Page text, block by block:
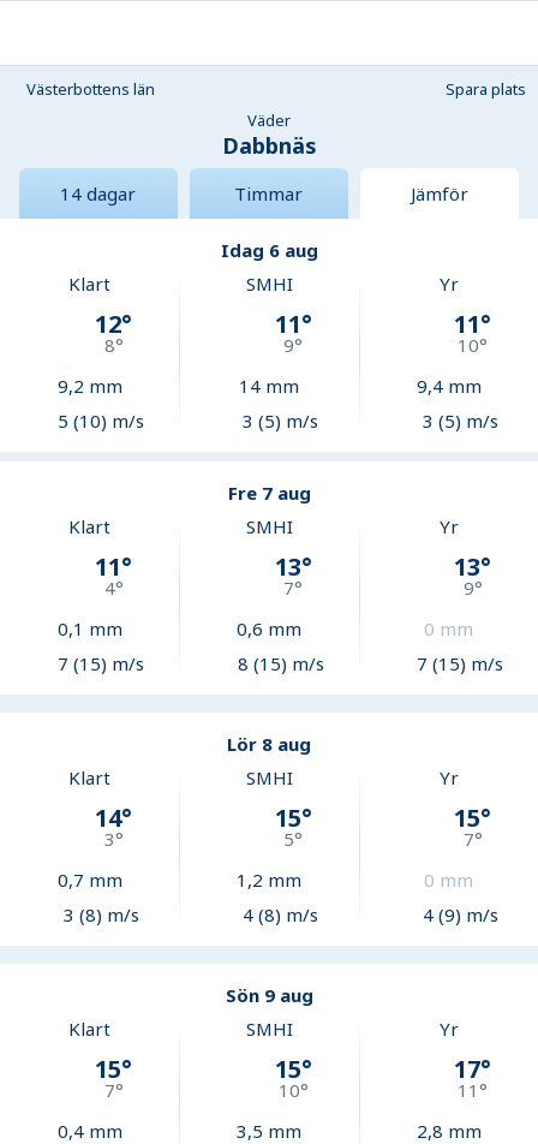
Västerbottens län
Spara plats
Väder
Dabbnäs
14 dagar Timmar Jämför
Idag 6 aug
Klart
12°
8°
9,2 mm
5 (10) m/s
SMHI
11°
9°
14 mm
3 (5) m/s
Yr
11°
10°
9,4mm
3 (5) m/s
Fre 7 aug
Klart
11°
4°
0,1 mm
7 (15) m/s
SMHI
13°
7°
0,6 mm
8 (15) m/s
Yr
13°
9°
0 mm
7 (15) m/s
Lör 8 aug
Klart
14°
3°
0,7 mm
3 (8) m/s
SMHI
15°
5°
1,2 mm
4 (8) m/s
Yr
15°
7°
0 mm
4 (9) m/s
Sön 9 aug
Klart
15°
7°
0,4mm
SMHI
15°
10°
3,5 mm
Yr
17°
11°
2,8 mm